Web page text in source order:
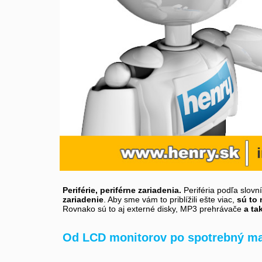
Periférie, periférne zariadenia. Periféria podľa
zariadenie. Aby sme vám to priblížili ešte viac, sú to
Rovnako sú to aj externé disky, MP3 prehrávače a
Od LCD monitorov po spotrebný